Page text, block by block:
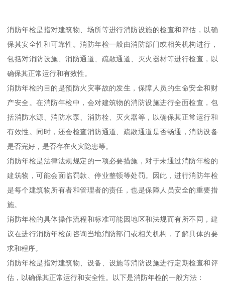
消防年检是指对建筑物、场所等进行消防设施的检查和评估，以确
保其安全性和可靠性。消防年检一般由消防部门或相关机构进行，
包括对消防设施、消防通道、疏散通道、灭火器材等进行检查，以
确保其正常运行和有效性。
消防年检的目的是预防火灾事故的发生，保障人员的生命安全和财
产安全。在消防年检中，会对建筑物的消防设施进行全面检查，包
括消防水源、消防水泵、消防栓、灭火器等，以确保其正常运行和
有效性。同时，还会检查消防通道、疏散通道是否畅通，消防设备
是否完好，是否存在火灾隐患等。
消防年检是法律法规规定的一项必要措施，对于未通过消防年检的
建筑物，可能会面临罚款、停业整顿等处罚。因此，进行消防年检
是每个建筑物所有者和管理者的责任，也是保障人员安全的重要措
施。
消防年检的具体操作流程和标准可能因地区和法规而有所不同，建
议在进行消防年检前咨询当地消防部门或相关机构，了解具体的要
求和程序。
消防年检是指对建筑物、设备、设施等消防设施进行定期检查和评
估，以确保其正常运行和安全性。以下是消防年检的一般方法：